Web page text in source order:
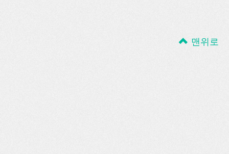
맨위로